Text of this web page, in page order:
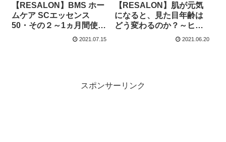
【RESALON】BMS ホー
ムケア SCエッセンス
50・その２～1ヵ月間使っ
2021.07.15
【RESALON】肌が元気
になると、見た目年齢は
どう変わるのか？～ヒト
幹＋エクソソームの美容
2021.06.20
スポンサーリンク